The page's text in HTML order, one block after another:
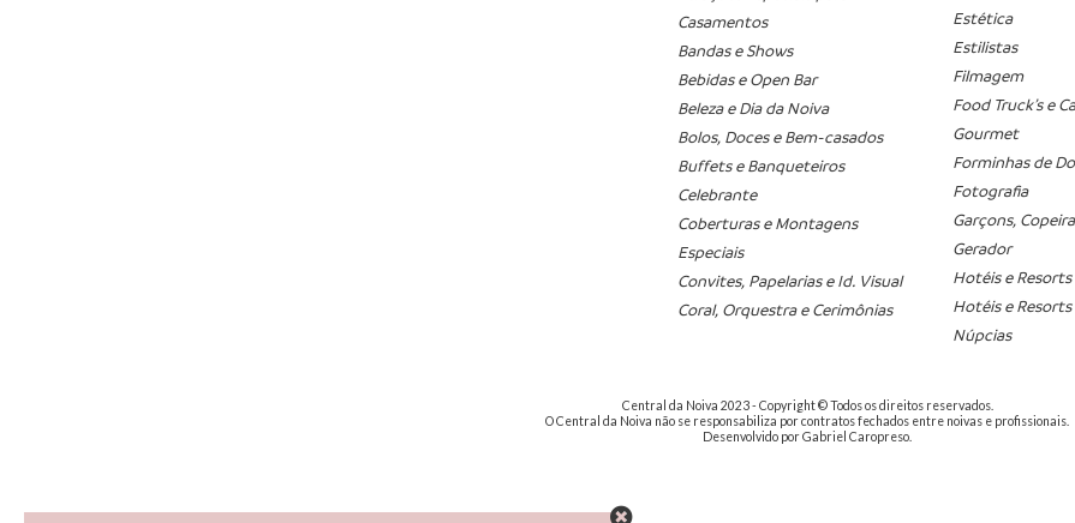
Casamentos
Bandas e Shows
Bebidas e Open Bar
Beleza e Dia da Noiva
Bolos, Doces e Bem-casados
Buffets e Banqueteiros
Celebrante
Coberturas e Montagens
Especiais
Convites, Papelarias e Id. Visual
Coral, Orquestra e Cerimônias
Estética
Estilistas
Filmagem
Food Truck’s e
Gourmet
Forminhas de
Fotografia
Garçons,
Gerador
Hotéis e
Hotéis e
Núpcias
Central da Noiva 2023 - Copyright © Todos os direitos reservados.
O Central da Noiva não se responsabiliza por contratos fechados entre noivas e profissionais.
Desenvolvido por Gabriel Caropreso.